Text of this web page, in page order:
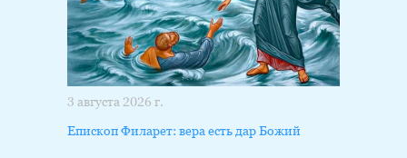
3 августа 2026 г.
Епископ Филарет: вера есть дар Божий